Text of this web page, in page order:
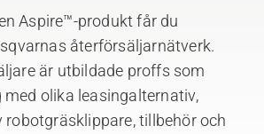
Aspire™-produkt får du
återförsäljarnätverk.
är utbildade proffs som
med olika leasingalternativ,
tillbehör och